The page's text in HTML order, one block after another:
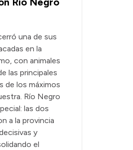
una de sus
en la
con animales
las principales
de los máximos
Río Negro
las dos
a la provincia
y
el